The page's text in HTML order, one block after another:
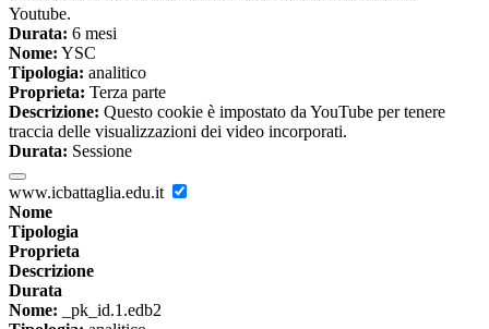
Youtube.
Durata: 6 mesi
Nome: YSC
Tipologia: analitico
Proprieta: Terza parte
Descrizione: Questo cookie è impostato da YouTube per tenere
traccia delle visualizzazioni dei video incorporati.
Durata: Sessione
www.icbattaglia.edu.it
Nome
Tipologia
Proprieta
Descrizione
Durata
Nome: _pk_id.1.edb2